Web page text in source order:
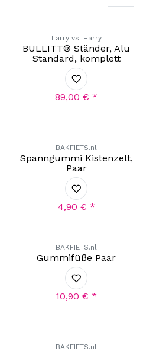
Larry vs. Harry
BULLITT® Ständer, Alu
Standard, komplett
89,00 € *
BAKFIETS.nl
Spanngummi Kistenzelt,
Paar
4,90 € *
BAKFIETS.nl
Gummifüße Paar
10,90 € *
BAKFIETS.nl